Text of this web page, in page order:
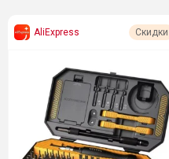
AliExpress Скидки